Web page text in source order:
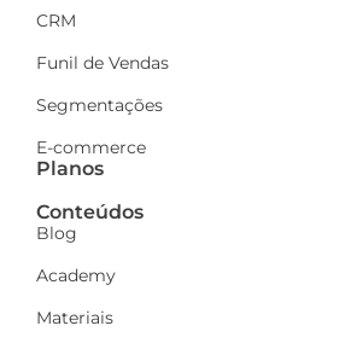
CRM
Funil de Vendas
Segmentações
E-commerce
Planos
Conteúdos
Blog
Academy
Materiais